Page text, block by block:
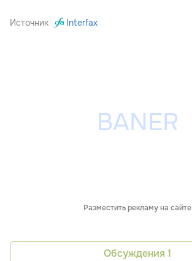
Источник Interfax
Разместить рекламу на сайте
Обсуждения 1